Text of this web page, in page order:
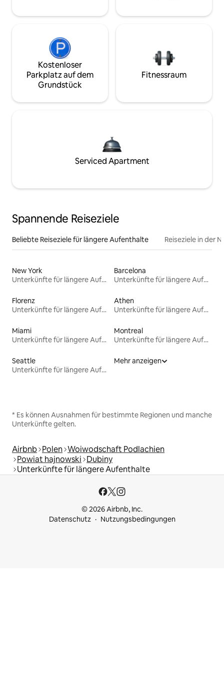
Kostenloser
Parkplatz auf dem
Grundstück
Fitnessraum
Serviced Apartment
Spannende Reiseziele
Beliebte Reiseziele für längere Aufenthalte Reiseziele in der
New York
Unterkünfte für längere Aufenthalte
Barcelona
Unterkünfte für längere Aufenthalte
Florenz
Unterkünfte für längere Aufenthalte
Athen
Unterkünfte für längere Aufenthalte
Miami
Unterkünfte für längere Aufenthalte
Montreal
Unterkünfte für längere Aufenthalte
Seattle
Unterkünfte für längere Aufenthalte
Mehr anzeigen
* Es können Ausnahmen für bestimmte Regionen und manche
Unterkünfte gelten.
Airbnb Polen Woiwodschaft Podlachien
Powiat hajnowski Dubiny
Unterkünfte für längere Aufenthalte
© 2026 Airbnb, Inc.
Datenschutz
Nutzungsbedingungen